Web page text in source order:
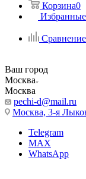
Корзина0
Ваш город
Москва
Москва
pechi-d@mail.ru
Москва, 3-я
Telegram
MAX
WhatsApp